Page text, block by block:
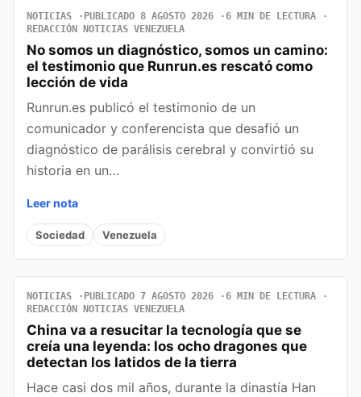
NOTICIAS PUBLICADO 8 AGOSTO 2026
6 MIN DE LECTURA
REDACCIÓN NOTICIAS VENEZUELA
No somos un diagnóstico, somos un camino:
el testimonio que Runrun.es rescató como
lección de vida
Runrun.es publicó el testimonio de un
comunicador y conferencista que desafió un
diagnóstico de parálisis cerebral y convirtió su
historia en un…
Leer nota
Sociedad Venezuela
NOTICIAS PUBLICADO 7 AGOSTO 2026
6 MIN DE LECTURA
REDACCIÓN NOTICIAS VENEZUELA
China va a resucitar la tecnología que se
creía una leyenda: los ocho dragones que
detectan los latidos de la tierra
Hace casi dos mil años, durante la dinastía Han